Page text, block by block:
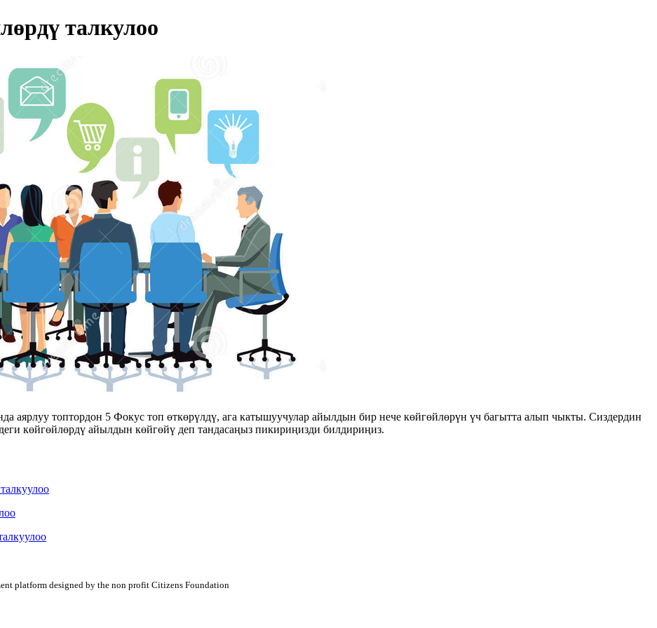
талкулоо
топтордон 5 Фокус топ өткөрүлдү, ага катышуучулар айылдын бир нече көйгөйлөрүн үч багытта алып чыкты. Сиздердин
көйгөйлөрдү айылдын көйгөйү деп тандасаңыз пикириңизди билдириңиз.
platform designed by the non profit Citizens Foundation